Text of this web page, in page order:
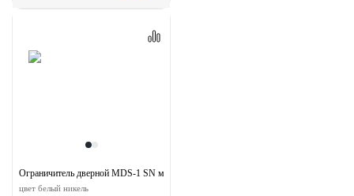
Ограничитель дверной MDS-1 SN магнитный
цвет белый никель